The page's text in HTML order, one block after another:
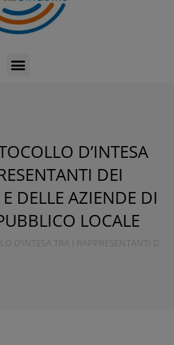
D’INTESA
DEI
DELLE AZIENDE DI
LOCALE
D’INTESA TRA I RAPPRESENTANTI